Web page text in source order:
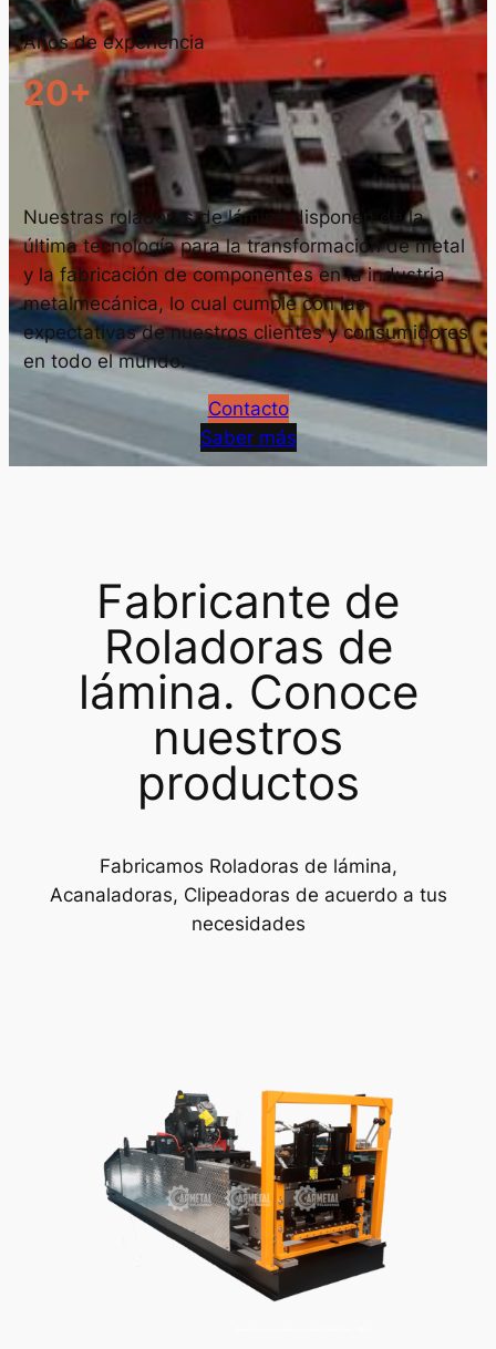
Años de experiencia
20+
Nuestras roladoras de lámina disponen de la
última tecnología para la transformación de metal
y la fabricación de componentes en la industria
metalmecánica, lo cual cumple con las
expectativas de nuestros clientes y consumidores
en todo el mundo.
Contacto
Saber más
Fabricante de
Roladoras de
lámina. Conoce
nuestros
productos
Fabricamos Roladoras de lámina,
Acanaladoras, Clipeadoras de acuerdo a tus
necesidades